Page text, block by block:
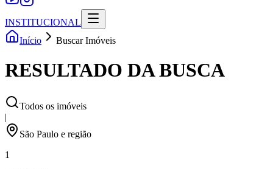
INSTITUCIONAL
Início
Buscar Imóveis
RESULTADO DA BUSCA
Todos os imóveis
|
São Paulo e região
1